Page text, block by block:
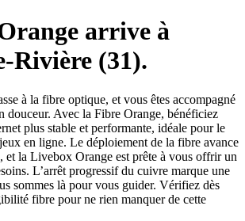
arrive à
Rivière (31).
à la fibre optique, et vous êtes accompagné
douceur. Avec la Fibre Orange, bénéficiez
plus stable et performante, idéale pour le
en ligne. Le déploiement de la fibre avance
et la Livebox Orange est prête à vous offrir un
L’arrêt progressif du cuivre marque une
sommes là pour vous guider. Vérifiez dès
fibre pour ne rien manquer de cette